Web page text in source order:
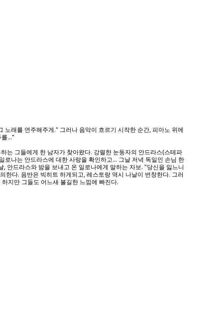
래를 연주해주게." 그러나 음악이 흐르기 시작한 순간, 피아노 위에
..."
는 그들에게 한 남자가 찾아왔다. 강렬한 눈동자의 안드라스(스테파
나는 안드라스에 대한 사랑을 확인하고... 그날 저녁 독일인 손님 한
안드라스와 밤을 보내고 온 일로나에게 말하는 자보. "당신을 잃느니
다. 음반은 빅히트 하게되고, 레스토랑 역시 나날이 번창한다. 그러
지만 그들도 어느새 불길한 느낌에 빠진다.